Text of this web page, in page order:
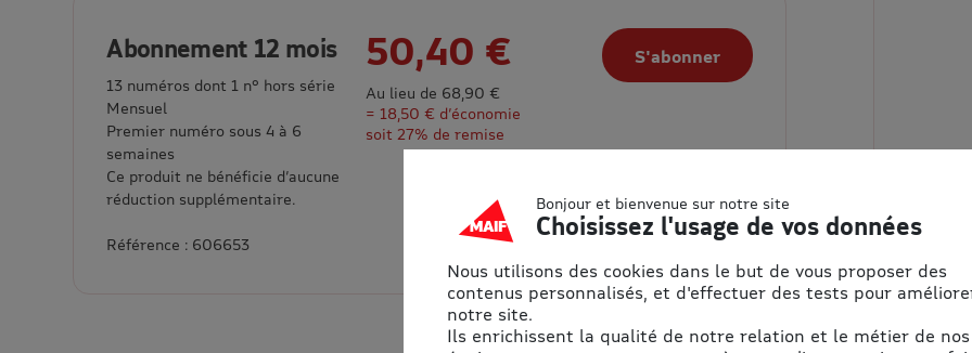
Abonnement 12 mois
13 numéros dont 1 n° hors série
Mensuel
Premier numéro sous 4 à 6
semaines
Ce produit ne bénéficie d’aucune
réduction supplémentaire.
Référence : 606653
50,40 €
Au lieu de 68,90 €
= 18,50 € d’économie
soit 27% de remise
S'abonner
Bonjour et bienvenue sur notre site
Choisissez l'usage de vos données
Nous utilisons des cookies dans le but de vous proposer des
contenus personnalisés, et d'effectuer des tests pour
notre site.
Ils enrichissent la qualité de notre relation et le métier de nos